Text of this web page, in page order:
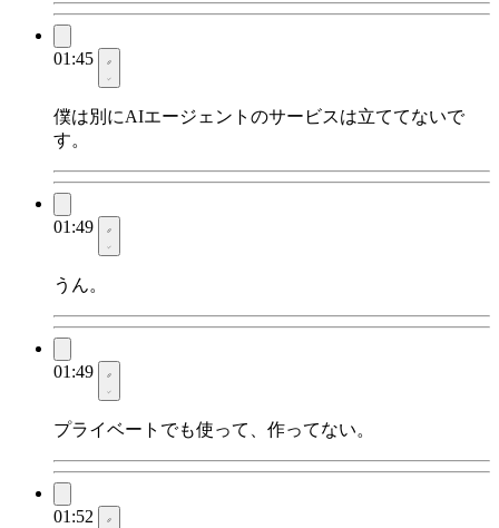
01:45
僕は別にAIエージェントのサービスは立ててないで
す。
01:49
うん。
01:49
プライベートでも使って、作ってない。
01:52